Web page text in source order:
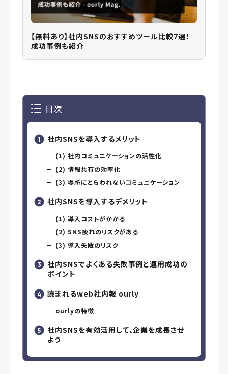
【無料あり】社内SNSのおすすめツール比較7選！
成功事例も紹介
目次
社内SNSを導入するメリット
(1) 社内コミュニケーションの活性化
(2) 情報共有の効率化
(3) 場所にとらわれないコミュニケーション
社内SNSを導入するデメリット
(1) 導入コストがかかる
(2) SNS疲れのリスクがある
(3) 導入失敗のリスク
社内SNSでよくある失敗事例と運用成功の
ポイント
読まれるweb社内報 ourly
ourlyの特徴
社内SNSを有効活用して、企業を成長させ
よう